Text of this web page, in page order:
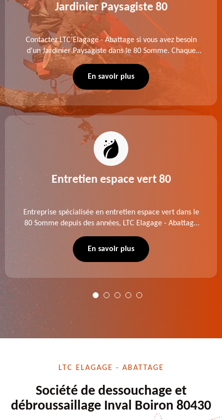
Jardinier Paysagiste 80
Contactez LTC Elagage - Abattage si vous avez besoin
d'un Jardinier Paysagiste dans le 80 Somme. Chaque
intervention est exécutée selon les normes en vigueur.
Découvrez un extérieur exceptionnel grâce à notre
En savoir plus
Entretien espace vert 80
Entreprise spécialisée en entretien espace vert dans le
80 Somme depuis des années, LTC Elagage - Abattage
de dessouchage et autre. Devis offert.
En savoir plus
LTC ELAGAGE - ABATTAGE
Société de dessouchage et
débroussaillage Inval Boiron 80430